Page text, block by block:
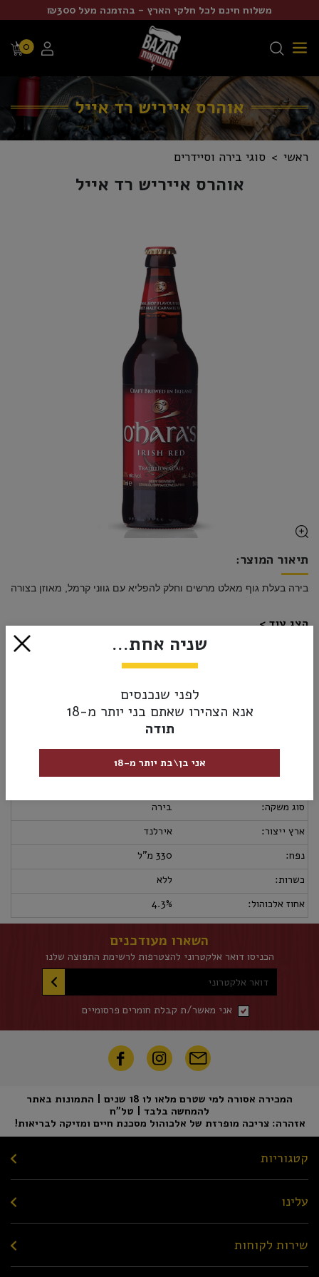
משלוח חינם לכל חלקי הארץ - בהזמנה מעל ₪300
0
אוהרס אייריש רד אייל
ראשי סוגי בירה וסיידרים
אוהרס אייריש רד אייל
תיאור המוצר:
בירה בעלת גוף מאלט מרשים וחלק להפליא עם גווני קרמל, מאוזן בצורה
הצג עוד
₪14.00
הוסף לסל
סוג משקה:
בירה
ארץ ייצור:
אירלנד
נפח:
330 מ"ל
כשרות:
ללא
אחוז אלכוהול:
4.3%
השארו מעודכנים
הכניסו דואר אלקטרוני להצטרפות לרשימת התפוצה שלנו
דואר אלקטרוני
אני מאשר/ת קבלת חומרים פרסומיים
המכירה אסורה למי שטרם מלאו לו 18 שנים | התמונות באתר
להמחשה בלבד | טל"ח
אזהרה: צריכה מופרזת של אלכוהול מסכנת חיים ומזיקה לבריאות!
קטגוריות
עלינו
שירות לקוחות
שניה אחת...
לפני שנכנסים
אנא הצהירו שאתם בני יותר מ-18
תודה
אני בן\בת יותר מ-18